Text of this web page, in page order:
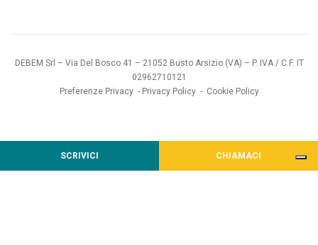
SCRIVICI CHIAMACI
DEBEM Srl – Via Del Bosco 41 – 21052 Busto Arsizio (VA) – P. IVA / C.F. IT
02962710121
Preferenze Privacy - Privacy Policy - Cookie Policy
Informativa sulla raccolta